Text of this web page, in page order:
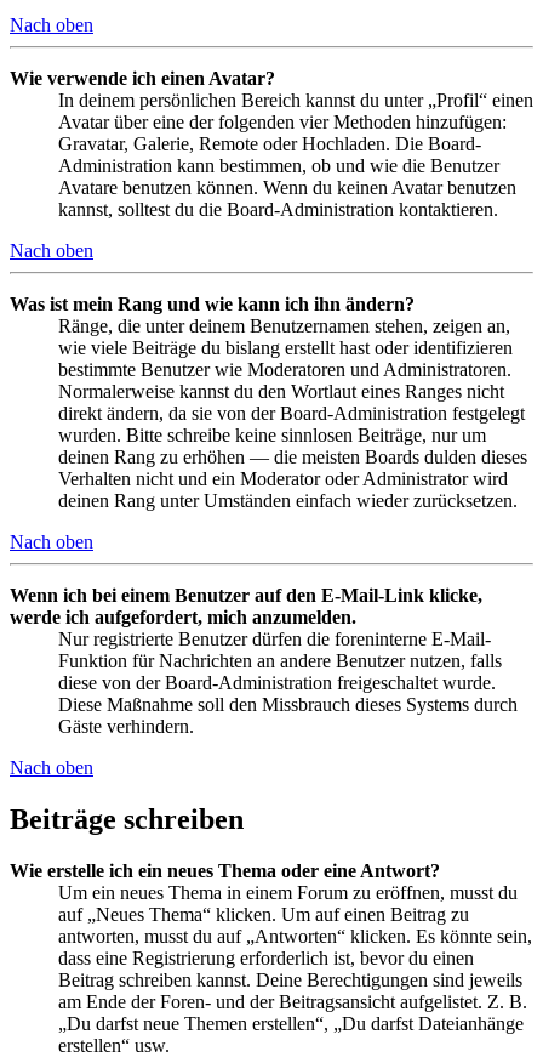
Nach oben
Wie verwende ich einen Avatar?
In deinem persönlichen Bereich kannst du unter „Profil“ einen
Avatar über eine der folgenden vier Methoden hinzufügen:
Gravatar, Galerie, Remote oder Hochladen. Die Board-
Administration kann bestimmen, ob und wie die Benutzer
Avatare benutzen können. Wenn du keinen Avatar benutzen
kannst, solltest du die Board-Administration kontaktieren.
Nach oben
Was ist mein Rang und wie kann ich ihn ändern?
Ränge, die unter deinem Benutzernamen stehen, zeigen an,
wie viele Beiträge du bislang erstellt hast oder identifizieren
bestimmte Benutzer wie Moderatoren und Administratoren.
Normalerweise kannst du den Wortlaut eines Ranges nicht
direkt ändern, da sie von der Board-Administration festgelegt
wurden. Bitte schreibe keine sinnlosen Beiträge, nur um
deinen Rang zu erhöhen — die meisten Boards dulden dieses
Verhalten nicht und ein Moderator oder Administrator wird
deinen Rang unter Umständen einfach wieder zurücksetzen.
Nach oben
Wenn ich bei einem Benutzer auf den E-Mail-Link klicke,
werde ich aufgefordert, mich anzumelden.
Nur registrierte Benutzer dürfen die foreninterne E-Mail-
Funktion für Nachrichten an andere Benutzer nutzen, falls
diese von der Board-Administration freigeschaltet wurde.
Diese Maßnahme soll den Missbrauch dieses Systems durch
Gäste verhindern.
Nach oben
Beiträge schreiben
Wie erstelle ich ein neues Thema oder eine Antwort?
Um ein neues Thema in einem Forum zu eröffnen, musst du
auf „Neues Thema“ klicken. Um auf einen Beitrag zu
antworten, musst du auf „Antworten“ klicken. Es könnte sein,
dass eine Registrierung erforderlich ist, bevor du einen
Beitrag schreiben kannst. Deine Berechtigungen sind jeweils
am Ende der Foren- und der Beitragsansicht aufgelistet. Z. B.
„Du darfst neue Themen erstellen“, „Du darfst Dateianhänge
erstellen“ usw.